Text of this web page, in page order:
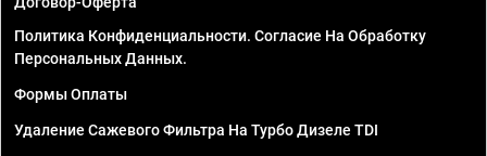
Политика Конфиденциальности. Согласие На Обработку
Персональных Данных.
Формы Оплаты
Удаление Сажевого Фильтра На Турбо Дизеле TDI